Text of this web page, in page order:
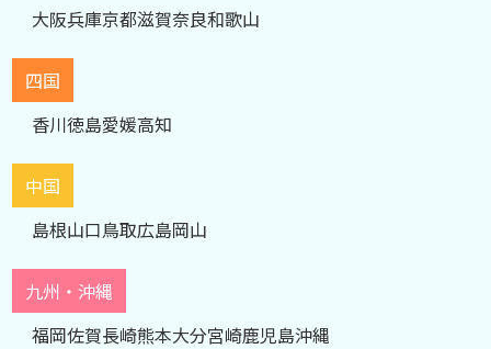
大阪兵庫京都滋賀奈良和歌山
四国
香川徳島愛媛高知
中国
島根山口鳥取広島岡山
九州・沖縄
福岡佐賀長崎熊本大分宮崎鹿児島沖縄